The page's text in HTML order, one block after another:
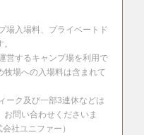
場入場料、プライベートド
営するキャンプ場を利用で
牧場への入場料は含まれて
ーク及び一部3連休などは
問い合わせくださいま
社ユニファー）